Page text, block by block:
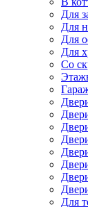
Для
Для
Для
Для
Со
Для